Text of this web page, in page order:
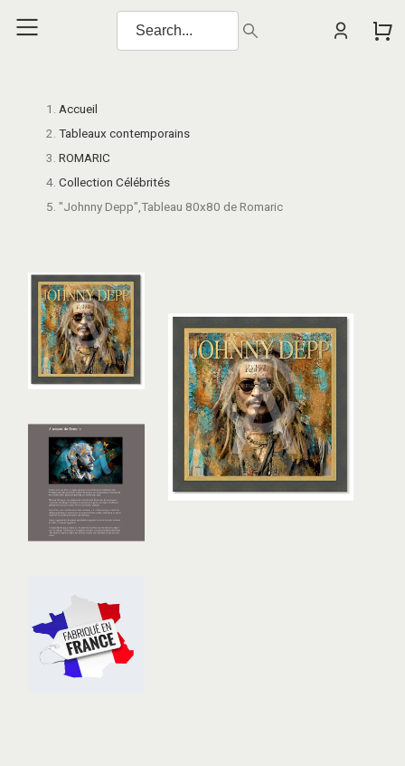
Accueil
Tableaux contemporains
ROMARIC
Collection Célébrités
"Johnny Depp",Tableau 80x80 de Romaric